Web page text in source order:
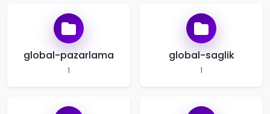
global-pazarlama
1
global-saglik
1